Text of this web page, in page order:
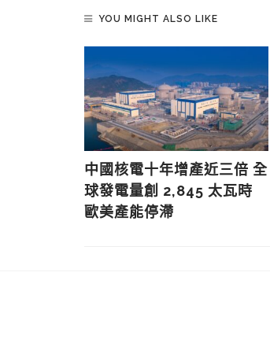
YOU MIGHT ALSO LIKE
中國核電十年增產近三倍 全
球發電量創 2,845 太瓦時
歐美產能停滯